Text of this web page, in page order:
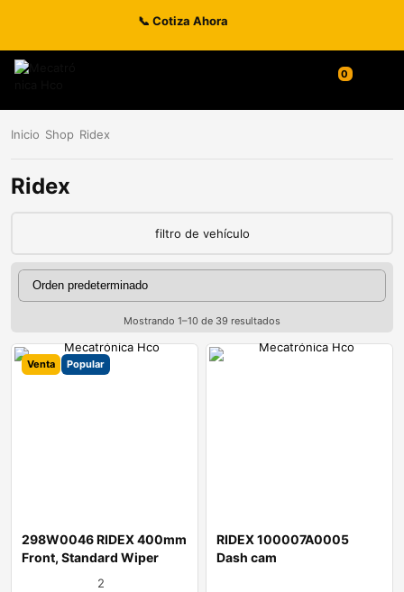
📞 Cotiza Ahora
0
Inicio Shop Ridex
Ridex
filtro de vehículo
Mostrando 1–10 de 39 resultados
Venta Popular
298W0046 RIDEX 400mm
Front, Standard Wiper
Blade 298W004
2
RIDEX 100007A0005
Dash cam